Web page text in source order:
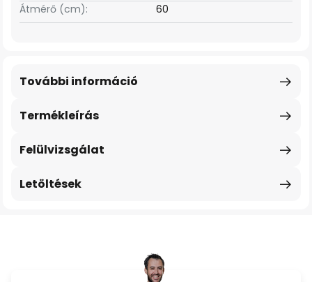
Átmérő (cm):
60
Termékleírás
További információ
Felülvizsgálat
Letöltések